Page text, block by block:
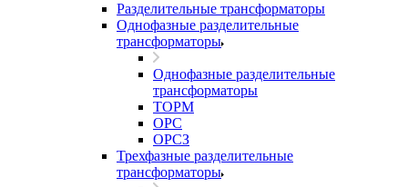
Разделительные трансформаторы
Однофазные разделительные
трансформаторы
Однофазные разделительные
трансформаторы
ТОРМ
ОРС
ОРСЗ
Трехфазные разделительные
трансформаторы